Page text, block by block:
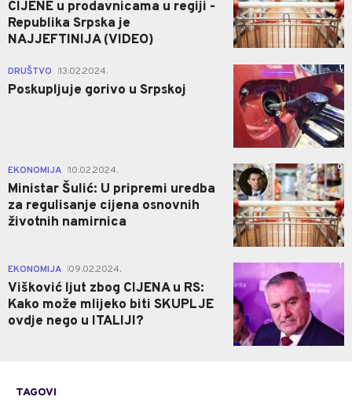
CIJENE u prodavnicama u regiji -
Republika Srpska je
NAJJEFTINIJA (VIDEO)
DRUŠTVO 13.02.2024.
Poskupljuje gorivo u Srpskoj
1
EKONOMIJA 10.02.2024.
Ministar Šulić: U pripremi uredba
za regulisanje cijena osnovnih
životnih namirnica
0
EKONOMIJA 09.02.2024.
Višković ljut zbog CIJENA u RS:
Kako može mlijeko biti SKUPLJE
ovdje nego u ITALIJI?
1
TAGOVI